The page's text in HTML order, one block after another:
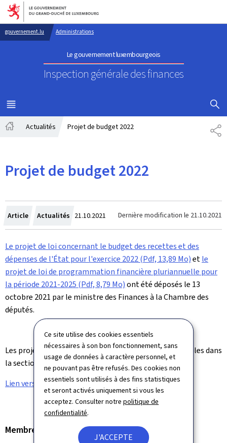
Ce site utilise des cookies essentiels
nécessaires à son bon fonctionnement, sans
usage de données à caractère personnel, et
ne pouvant pas être refusés. Des cookies non
essentiels sont utilisés à des fins statistiques
et seront activés uniquement si vous les
acceptez. Consulter notrepolitique de
confidentialité.
J'ACCEPTE
Aller au menu principal
Aller au contenu
gouvernement.lu Administrations
Le gouvernement luxembourgeois
Inspection générale des finances
MENU
PRINCIPAL
Actualités Projet de budget 2022
Projet de budget 2022
Article Actualités Crée
le
21.10.2021 Dernière modification le 21.10.2021
Le projet de loi concernant le budget des recettes et des
dépenses de l'État pour l'exercice 2022 (Pdf, 13,89 Mo)etle
projet de loi de programmation financière pluriannuelle pour
la période 2021-2025 (Pdf, 8,79 Mo)ont été déposés le 13
octobre 2021 par le ministre des Finances à la Chambre des
députés.
Les projets de loi des années antérieures sont disponibles dans
la section "
Documents
Lien vers le site officiel du Budget de l'Etat.
Membre du gouvernement